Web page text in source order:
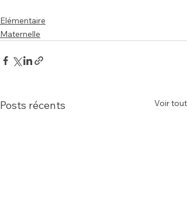
Elémentaire
Maternelle
Posts récents Voir tout